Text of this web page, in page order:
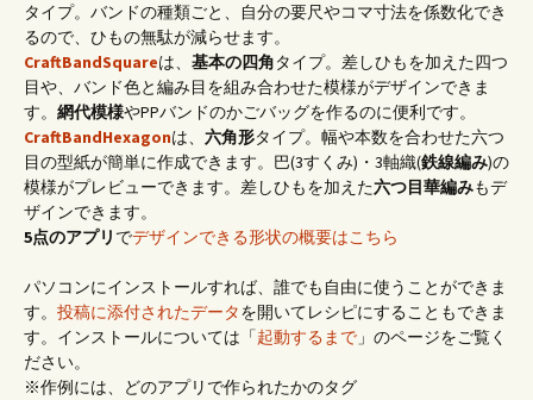
タイプ。バンドの種類ごと、自分の要尺やコマ寸法を係数化でき
るので、ひもの無駄が減らせます。
CraftBandSquareは、 基本の四角タイプ。差しひもを加えた四つ
目や、バンド色と編み目を組み合わせた模様がデザインできま
す。 網代模様やPPバンドのかごバッグを作るのに便利です。
CraftBandHexagonは、 六角形タイプ。幅や本数を合わせた六つ
目の型紙が簡単に作成できます。巴(3すくみ)・3軸織(鉄線編み)の
模様がプレビューできます。差しひもを加えた六つ目華編みもデ
ザインできます。
5点のアプリ でデザインできる形状の概要はこちら
パソコンにインストールすれば、誰でも自由に使うことができま
す。 投稿に添付されたデータを開いてレシピにすることもできま
す。インストールについては「起動するまで 」のページをご覧く
ださい。
※作例には、どのアプリで作られたかのタグ